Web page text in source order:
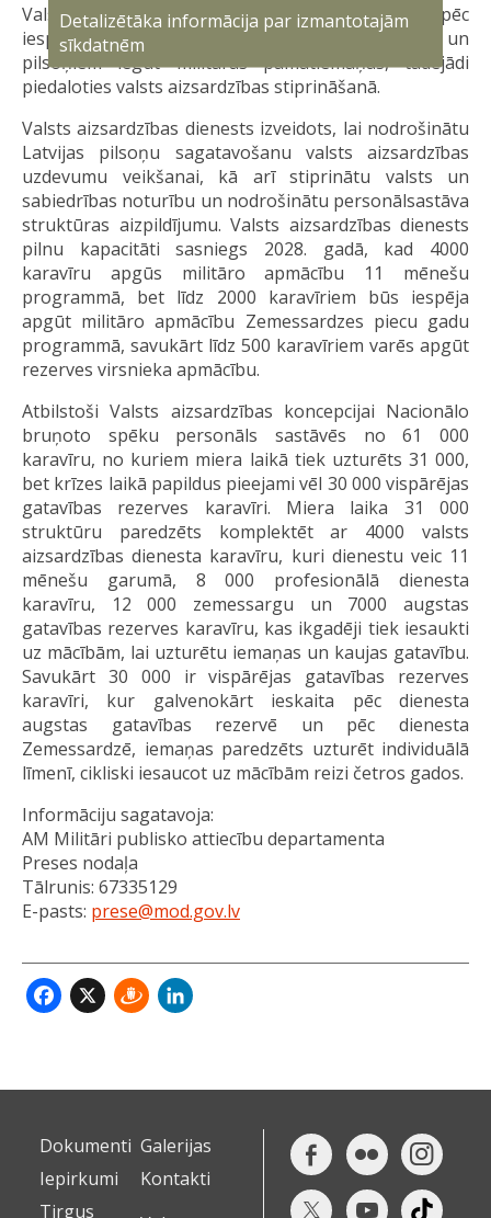
Valsts aizsardzības dienests paredz iesaistīt pēc
iespējas lielāku sabiedrības daļu valsts aizsardzībā un
pilsoņiem iegūt militārās pamatiemaņas, tādējādi
piedaloties valsts aizsardzības stiprināšanā.
Valsts aizsardzības dienests izveidots, lai nodrošinātu
Latvijas pilsoņu sagatavošanu valsts aizsardzības
uzdevumu veikšanai, kā arī stiprinātu valsts un
sabiedrības noturību un nodrošinātu personālsastāva
struktūras aizpildījumu. Valsts aizsardzības dienests
pilnu kapacitāti sasniegs 2028. gadā, kad 4000
karavīru apgūs militāro apmācību 11 mēnešu
programmā, bet līdz 2000 karavīriem būs iespēja
apgūt militāro apmācību Zemessardzes piecu gadu
programmā, savukārt līdz 500 karavīriem varēs apgūt
rezerves virsnieka apmācību.
Atbilstoši Valsts aizsardzības koncepcijai Nacionālo
bruņoto spēku personāls sastāvēs no 61 000
karavīru, no kuriem miera laikā tiek uzturēts 31 000,
bet krīzes laikā papildus pieejami vēl 30 000 vispārējas
gatavības rezerves karavīri. Miera laika 31 000
struktūru paredzēts komplektēt ar 4000 valsts
aizsardzības dienesta karavīru, kuri dienestu veic 11
mēnešu garumā, 8 000 profesionālā dienesta
karavīru, 12 000 zemessargu un 7000 augstas
gatavības rezerves karavīru, kas ikgadēji tiek iesaukti
uz mācībām, lai uzturētu iemaņas un kaujas gatavību.
Savukārt 30 000 ir vispārējas gatavības rezerves
karavīri, kur galvenokārt ieskaita pēc dienesta
augstas gatavības rezervē un pēc dienesta
Zemessardzē, iemaņas paredzēts uzturēt individuālā
līmenī, cikliski iesaucot uz mācībām reizi četros gados.
Informāciju sagatavoja:
AM Militāri publisko attiecību departamenta
Preses nodaļa
Tālrunis: 67335129
E-pasts: prese@mod.gov.lv
Facebook
X Draugiem
Dokumenti Galerijas
Iepirkumi
Kontakti
Tirgus
Detalizētāka informācija par izmantotajām
sīkdatnēm